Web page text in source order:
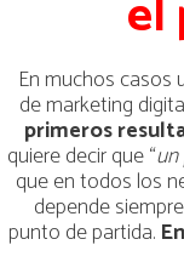
el
En muchos casos
de marketing
primeros
quiere decir que “
que en todos los
depende
punto de partida.